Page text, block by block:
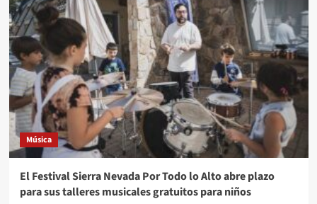
Música
El Festival Sierra Nevada Por Todo lo Alto abre plazo
para sus talleres musicales gratuitos para niños